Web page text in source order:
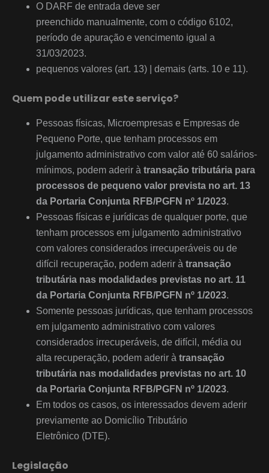
O DARF de entrada deve ser
preenchido manualmente, com o código 6102,
período de apuração e vencimento igual a
31/03/2023.
pequenos valores (art. 13) | demais (arts. 10 e 11).
Quem pode utilizar este serviço?
Pessoas físicas, Microempresas e Empresas de
Pequeno Porte, que tenham processos em
julgamento administrativo com valor até 60 salários-
mínimos, podem aderir à transação tributária para
processos de pequeno valor prevista no art. 13
da Portaria Conjunta RFB/PGFN nº 1/2023.
Pessoas físicas e jurídicas de qualquer porte, que
tenham processos em julgamento administrativo
com valores considerados irrecuperáveis ou de
difícil recuperação, podem aderir à transação
tributária nas modalidades previstas no art. 11
da Portaria Conjunta RFB/PGFN nº 1/2023.
Somente pessoas jurídicas, que tenham processos
em julgamento administrativo com valores
considerados irrecuperáveis, de difícil, média ou
alta recuperação, podem aderir à transação
tributária nas modalidades previstas no art. 10
da Portaria Conjunta RFB/PGFN nº 1/2023.
Em todos os casos, os interessados devem aderir
previamente ao Domicílio Tributário
Eletrônico (DTE).
Legislação